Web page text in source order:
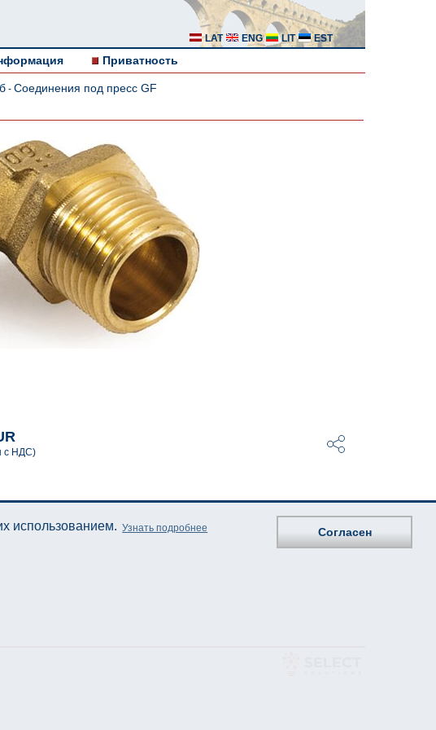
LAT ENG LIT EST
Приватность
- Cоединения под пресс GF
с НДС)
использованием. Узнать подробнее Согласен